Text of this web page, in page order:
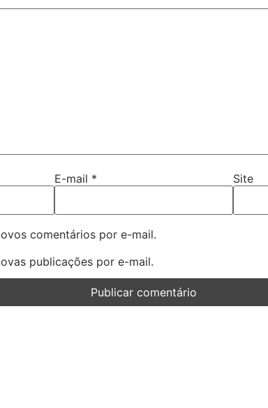
E-mail * Site
comentários por e-mail.
publicações por e-mail.